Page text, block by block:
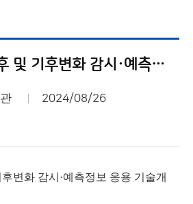
[2024-21] 기후 및 기후변화 감시·예측정보 응용 기술개발
2024/08/26
변화 감시·예측정보 응용 기술개